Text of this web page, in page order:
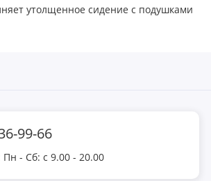
утолщенное сидение с подушками
99-66
- Сб: с 9.00 - 20.00